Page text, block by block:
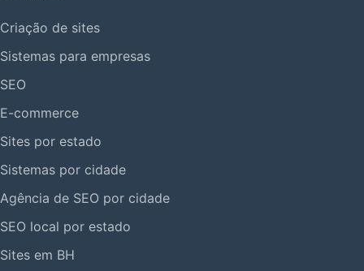
Criação de sites
Sistemas para empresas
SEO
E-commerce
Sites por estado
Sistemas por cidade
Agência de SEO por cidade
SEO local por estado
Sites em BH